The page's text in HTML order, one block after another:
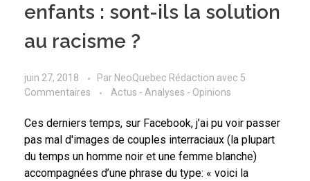
enfants : sont-ils la solution
au racisme ?
juin 27, 2018 Par NeoQuebec Rédaction avec 5
Commentaires
Actus - Analyses - Opinions
Ces derniers temps, sur Facebook, j’ai pu voir passer
pas mal d'images de couples interraciaux (la plupart
du temps un homme noir et une femme blanche)
accompagnées d’une phrase du type: « voici la